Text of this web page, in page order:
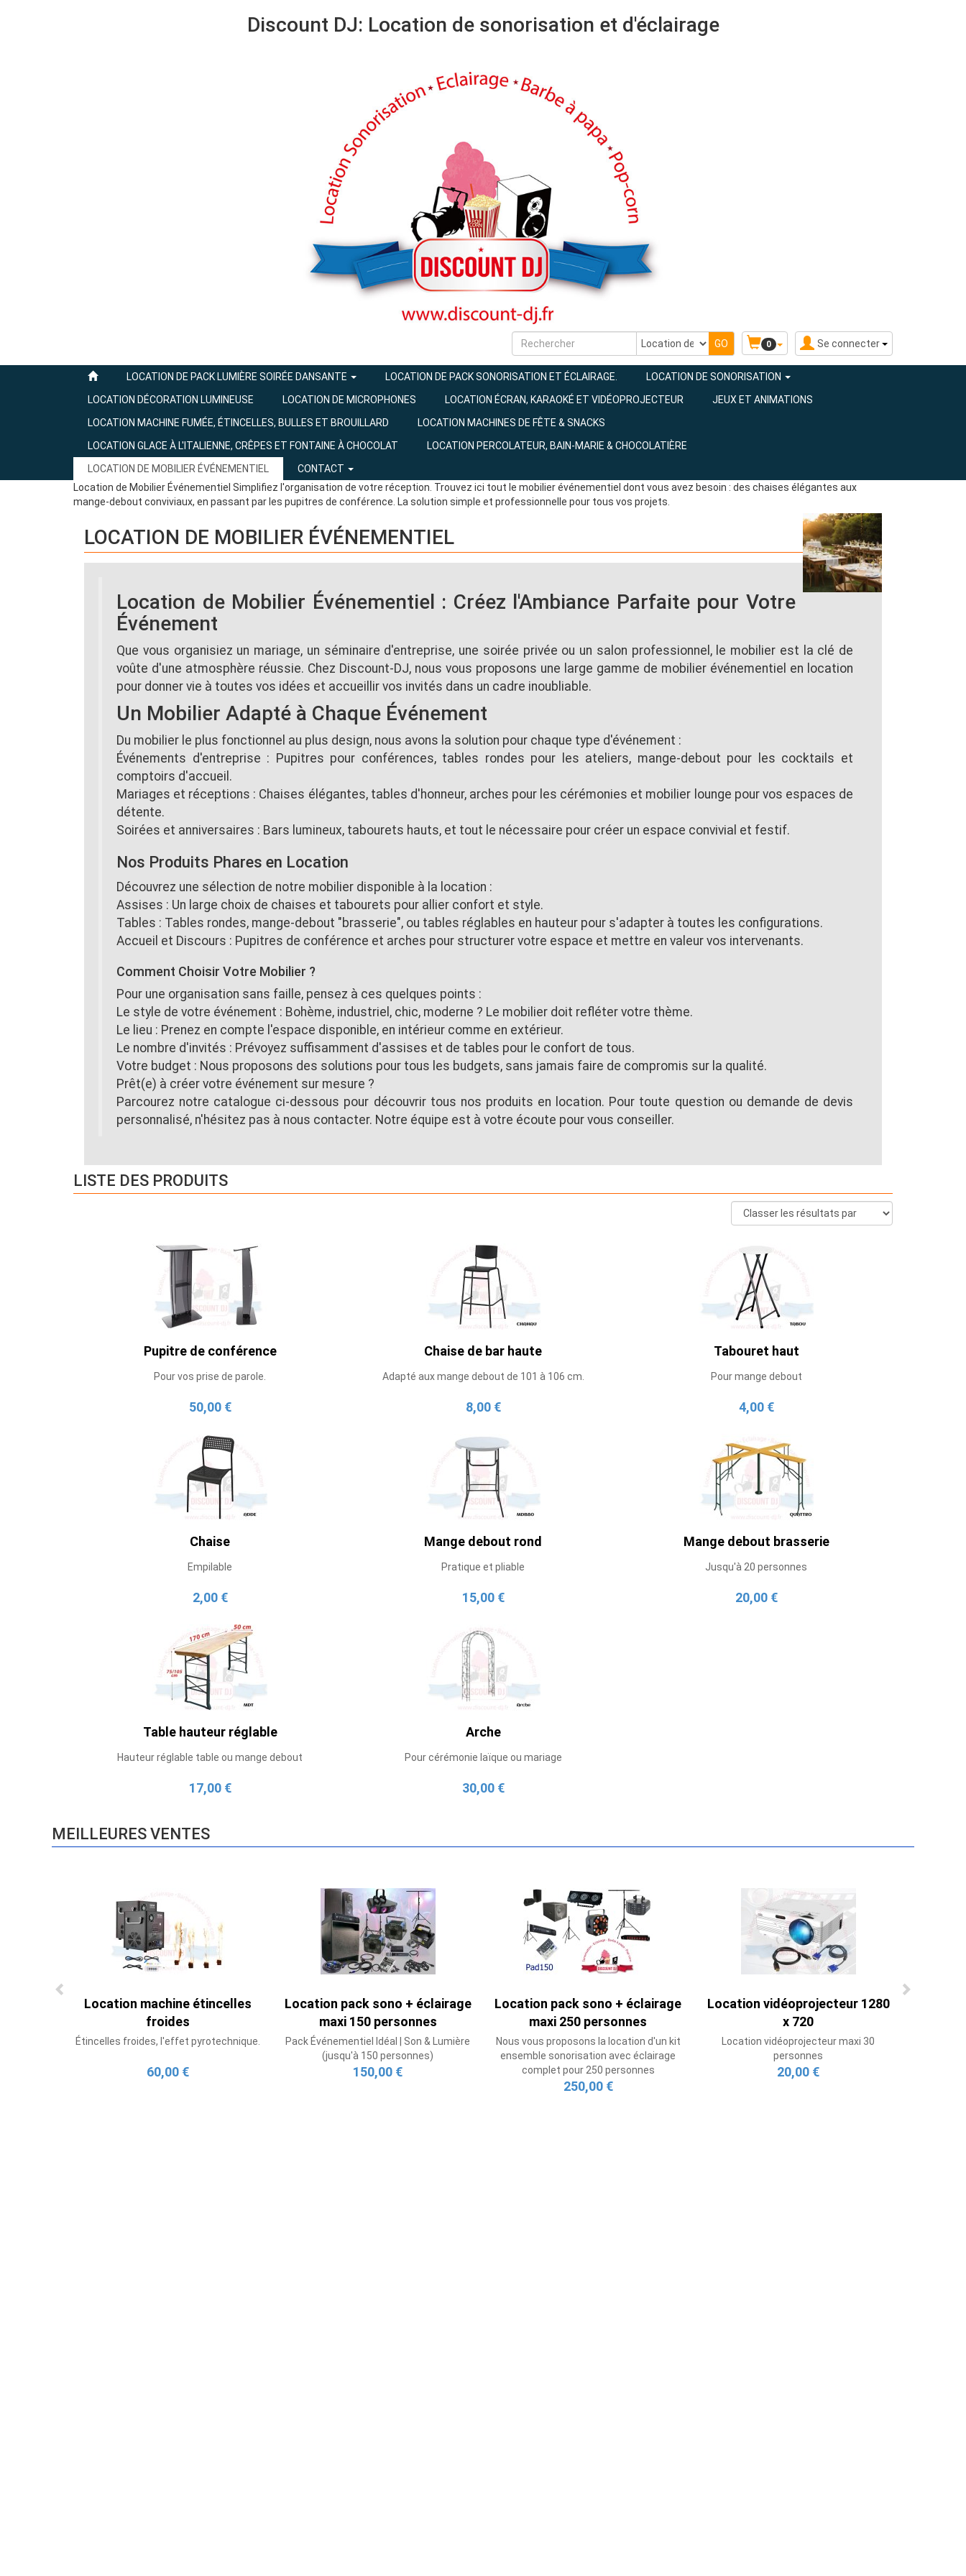
Discount DJ: Location de sonorisation et d'éclairage
Se connecter
0
LOCATION DE PACK LUMIÈRE SOIRÉE DANSANTE LOCATION DE PACK SONORISATION ET ÉCLAIRAGE.
LOCATION DE SONORISATION
LOCATION DÉCORATION LUMINEUSE
LOCATION DE MICROPHONES LOCATION ÉCRAN, KARAOKÉ ET VIDÉOPROJECTEUR
JEUX ET ANIMATIONS
LOCATION MACHINE FUMÉE, ÉTINCELLES, BULLES ET BROUILLARD
LOCATION MACHINES DE FÊTE & SNACKS
LOCATION GLACE À L'ITALIENNE, CRÊPES ET FONTAINE À CHOCOLAT
LOCATION PERCOLATEUR, BAIN-MARIE & CHOCOLATIÈRE
LOCATION DE MOBILIER ÉVÉNEMENTIEL
CONTACT
Location de Mobilier Événementiel Simplifiez l'organisation de votre réception. Trouvez ici tout le mobilier événementiel dont vous avez besoin : des chaises élégantes aux
mange-debout conviviaux, en passant par les pupitres de conférence. La solution simple et professionnelle pour tous vos projets.
LOCATION DE MOBILIER ÉVÉNEMENTIEL
Location de Mobilier Événementiel : Créez l'Ambiance Parfaite pour Votre
Événement
Que vous organisiez un mariage, un séminaire d'entreprise, une soirée privée ou un salon professionnel, le mobilier est la clé de
voûte d'une atmosphère réussie. Chez Discount-DJ, nous vous proposons une large gamme de mobilier événementiel en location
pour donner vie à toutes vos idées et accueillir vos invités dans un cadre inoubliable.
Un Mobilier Adapté à Chaque Événement
Du mobilier le plus fonctionnel au plus design, nous avons la solution pour chaque type d'événement :
Événements d'entreprise : Pupitres pour conférences, tables rondes pour les ateliers, mange-debout pour les cocktails et
comptoirs d'accueil.
Mariages et réceptions : Chaises élégantes, tables d'honneur, arches pour les cérémonies et mobilier lounge pour vos espaces de
détente.
Soirées et anniversaires : Bars lumineux, tabourets hauts, et tout le nécessaire pour créer un espace convivial et festif.
Nos Produits Phares en Location
Découvrez une sélection de notre mobilier disponible à la location :
Assises : Un large choix de chaises et tabourets pour allier confort et style.
Tables : Tables rondes, mange-debout "brasserie", ou tables réglables en hauteur pour s'adapter à toutes les configurations.
Accueil et Discours : Pupitres de conférence et arches pour structurer votre espace et mettre en valeur vos intervenants.
Comment Choisir Votre Mobilier ?
Pour une organisation sans faille, pensez à ces quelques points :
Le style de votre événement : Bohème, industriel, chic, moderne ? Le mobilier doit refléter votre thème.
Le lieu : Prenez en compte l'espace disponible, en intérieur comme en extérieur.
Le nombre d'invités : Prévoyez suffisamment d'assises et de tables pour le confort de tous.
Votre budget : Nous proposons des solutions pour tous les budgets, sans jamais faire de compromis sur la qualité.
Prêt(e) à créer votre événement sur mesure ?
Parcourez notre catalogue ci-dessous pour découvrir tous nos produits en location. Pour toute question ou demande de devis
personnalisé, n'hésitez pas à nous contacter. Notre équipe est à votre écoute pour vous conseiller.
LISTE DES PRODUITS
Pupitre de conférence
Pour vos prise de parole.
50,00 €
Chaise de bar haute
Adapté aux mange debout de 101 à 106 cm.
8,00 €
Tabouret haut
Pour mange debout
4,00 €
Chaise
Empilable
2,00 €
Mange debout rond
Pratique et pliable
15,00 €
Mange debout brasserie
Jusqu'à 20 personnes
20,00 €
Table hauteur réglable
Hauteur réglable table ou mange debout
17,00 €
Arche
Pour cérémonie laïque ou mariage
30,00 €
MEILLEURES VENTES
Location machine étincelles
froides
Étincelles froides, l'effet pyrotechnique.
60,00 €
Location pack sono + éclairage
maxi 150 personnes
Pack Événementiel Idéal | Son & Lumière
(jusqu'à 150 personnes)
150,00 €
Location pack sono + éclairage
maxi 250 personnes
Nous vous proposons la location d'un kit
ensemble sonorisation avec éclairage
complet pour 250 personnes
250,00 €
Location vidéoprojecteur 1280
x 720
Location vidéoprojecteur maxi 30
personnes
20,00 €